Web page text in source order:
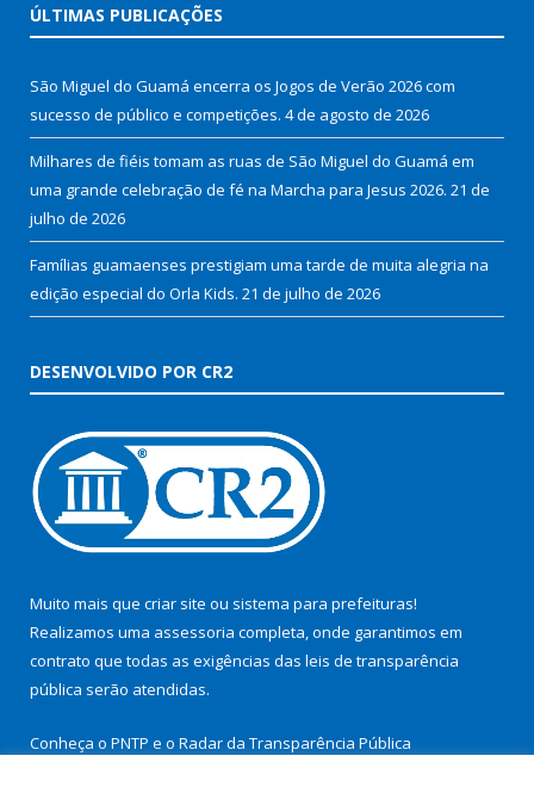
ÚLTIMAS PUBLICAÇÕES
São Miguel do Guamá encerra os Jogos de Verão 2026 com
sucesso de público e competições. 4 de agosto de 2026
Milhares de fiéis tomam as ruas de São Miguel do Guamá em
uma grande celebração de fé na Marcha para Jesus 2026. 21 de
julho de 2026
Famílias guamaenses prestigiam uma tarde de muita alegria na
edição especial do Orla Kids. 21 de julho de 2026
DESENVOLVIDO POR CR2
Muito mais que criar site ou sistema para prefeituras!
Realizamos uma assessoria completa, onde garantimos em
contrato que todas as exigências das leis de transparência
pública serão atendidas.
Conheça o PNTP e o Radar da Transparência Pública